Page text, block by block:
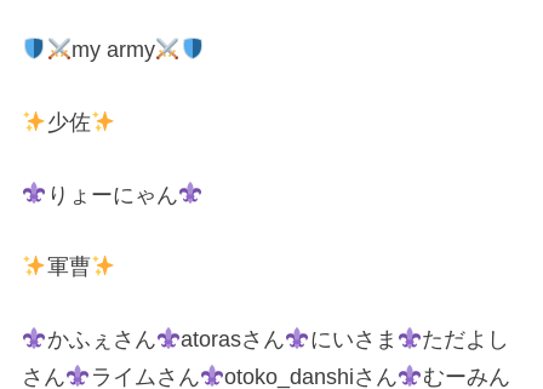
my army
少佐
りょーにゃん
軍曹
かふぇさん atorasさん にいさま
ただよし
さん
ライムさん otoko_danshiさん むーみん